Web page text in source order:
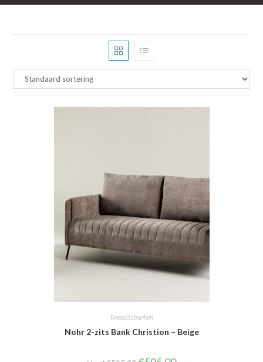
Tweezitsbanken
Nohr 2-zits Bank Christion – Beige
Oorspronkelijke
Huidige